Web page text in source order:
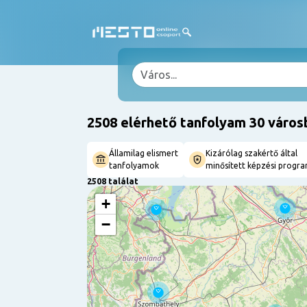
2508 elérhető tanfolyam 30
Államilag elismert
tanfolyamok
Kizárólag szakértő által
minősített képzési
2508 találat
+
−